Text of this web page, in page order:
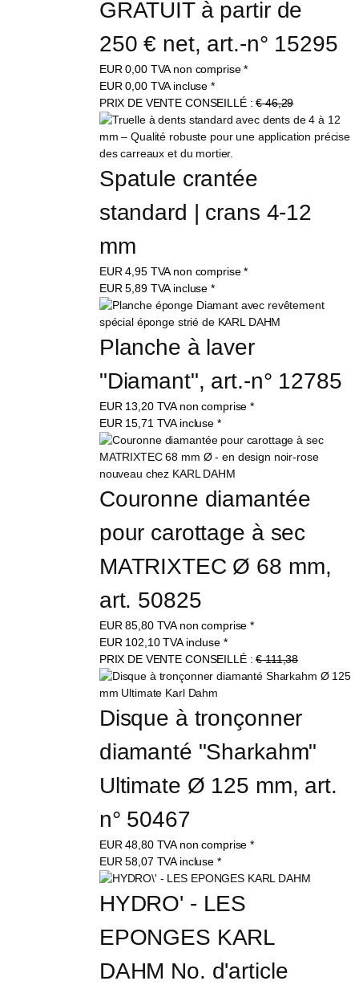
GRATUIT à partir de
250 € net, art.-n° 15295
EUR0,00 TVA non comprise *
EUR0,00 TVA incluse *
PRIX DE VENTE CONSEILLÉ :€ 46,29
Spatule crantée
standard | crans 4-12
mm
EUR4,95 TVA non comprise *
EUR5,89 TVA incluse *
Planche à laver
"Diamant", art.-n° 12785
EUR 13,20 TVA non comprise *
EUR 15,71 TVA incluse *
Couronne diamantée
pour carottage à sec
MATRIXTEC Ø 68 mm,
art. 50825
EUR85,80 TVA non comprise *
EUR 102,10TVA incluse *
PRIX DE VENTE CONSEILLÉ :€ 111,38
Disque à tronçonner
diamanté "Sharkahm"
Ultimate Ø 125 mm, art.
n° 50467
EUR48,80 TVA non comprise *
EUR58,07 TVA incluse *
HYDRO' - LES
EPONGES KARL
DAHM No. d'article